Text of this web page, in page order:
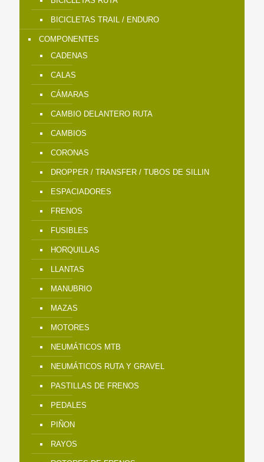
BICICLETAS TRAIL / ENDURO
COMPONENTES
CADENAS
CALAS
CÁMARAS
CAMBIO DELANTERO RUTA
CAMBIOS
CORONAS
DROPPER / TRANSFER / TUBOS DE SILLIN
ESPACIADORES
FRENOS
FUSIBLES
HORQUILLAS
LLANTAS
MANUBRIO
MAZAS
MOTORES
NEUMÁTICOS MTB
NEUMÁTICOS RUTA Y GRAVEL
PASTILLAS DE FRENOS
PEDALES
PIÑON
RAYOS